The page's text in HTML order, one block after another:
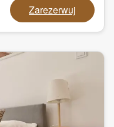
Zarezerwuj